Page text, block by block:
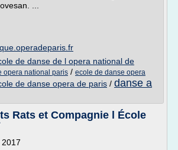
...
de danse de l opera national de
opera national paris / ecole de danse opera
de danse opera de paris / danse a
Rats et Compagnie l École